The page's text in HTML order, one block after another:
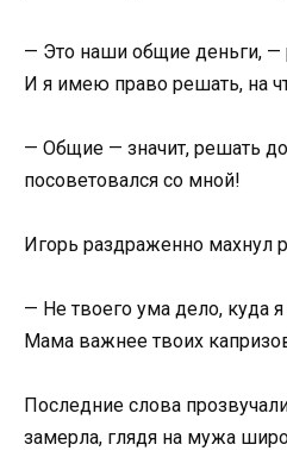
— Это наши общие деньги, —
И я имею право решать, на
— Общие — значит, решать
посоветовался со мной!
Игорь раздраженно махнул
— Не твоего ума дело, куда
Мама важнее твоих
Последние слова
замерла, глядя на мужа